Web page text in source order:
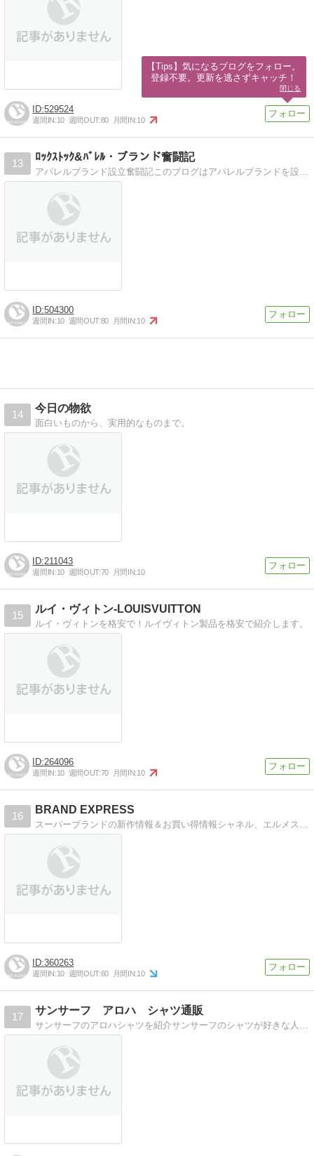
529524
週間IN:10 週間OUT:80 月間IN:10
13
ﾛｯｸｽﾄｯｸ&ﾊﾞﾚﾙ・ブランド奮闘記
アパレルブランド設立奮闘記このブログはアパレルブランドを設立のため奮闘していくデザイナーの成長日記です。
504300
週間IN:10 週間OUT:80 月間IN:10
14
今日の物欲
面白いものから、実用的なものまで。
211043
週間IN:10 週間OUT:70 月間IN:10
15
ルイ・ヴィトン-LOUISVUITTON
ルイ・ヴィトンを格安で！ルイヴィトン製品を格安で紹介します。
264096
週間IN:10 週間OUT:70 月間IN:10
16
BRAND EXPRESS
スーパーブランドの新作情報＆お買い得情報シャネル、エルメス、ルイヴィトン、ディオール、コーチ、グッチetc.
360263
週間IN:10 週間OUT:60 月間IN:10
17
サンサーフ アロハ シャツ通販
サンサーフのアロハシャツを紹介サンサーフのシャツが好きな人はどうぞ
【Tips】気になるブログをフォロー。
登録不要。更新を逃さずキャッチ！
閉じる